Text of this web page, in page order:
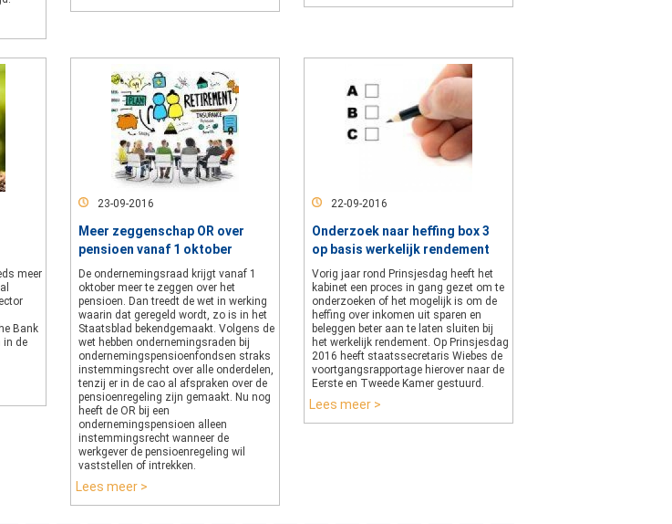
meer
Bank
in de
23-09-2016
Meer zeggenschap OR over
pensioen vanaf 1 oktober
De ondernemingsraad krijgt vanaf 1
oktober meer te zeggen over het
pensioen. Dan treedt de wet in werking
waarin dat geregeld wordt, zo is in het
Staatsblad bekendgemaakt. Volgens de
wet hebben ondernemingsraden bij
ondernemingspensioenfondsen straks
instemmingsrecht over alle onderdelen,
tenzij er in de cao al afspraken over de
pensioenregeling zijn gemaakt. Nu nog
heeft de OR bij een
ondernemingspensioen alleen
instemmingsrecht wanneer de
werkgever de pensioenregeling wil
vaststellen of intrekken.
Lees meer >
22-09-2016
Onderzoek naar heffing box 3
op basis werkelijk rendement
Vorig jaar rond Prinsjesdag heeft het
kabinet een proces in gang gezet om te
onderzoeken of het mogelijk is om de
heffing over inkomen uit sparen en
beleggen beter aan te laten sluiten bij
het werkelijk rendement. Op Prinsjesdag
2016 heeft staatssecretaris Wiebes de
voortgangsrapportage hierover naar de
Eerste en Tweede Kamer gestuurd.
Lees meer >